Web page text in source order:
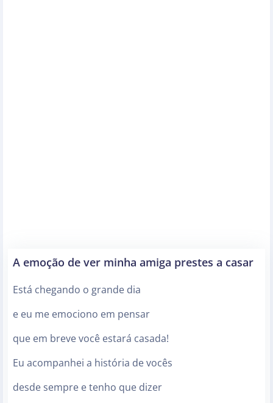
A emoção de ver minha amiga prestes a casar
Está chegando o grande dia
e eu me emociono em pensar
que em breve você estará casada!
Eu acompanhei a história de vocês
desde sempre e tenho que dizer